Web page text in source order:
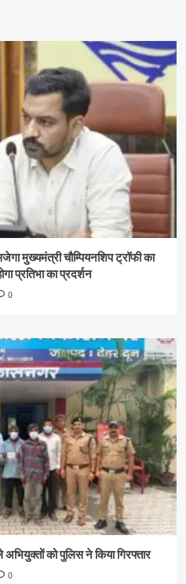
मुख्यमंत्री चौम्पियनशिप ट्रॉफी का
प्रतिभा का प्रदर्शन
0
को पुलिस ने किया गिरफ्तार
0